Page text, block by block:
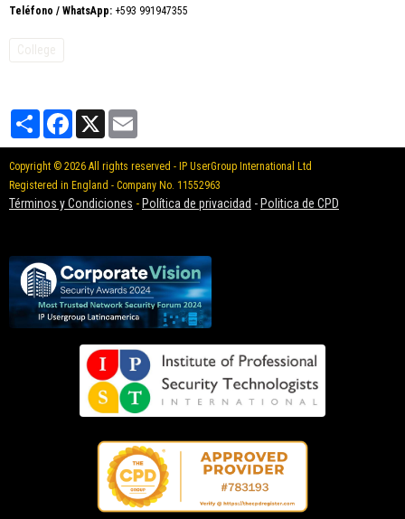
Teléfono / WhatsApp: +593 991947355
College
PartagerFacebook
X
Copyright © 2026 All rights reserved - IP UserGroup International Ltd
Registered in England - Company No. 11552963
Términos y Condiciones - Política de privacidad - Politica de CPD